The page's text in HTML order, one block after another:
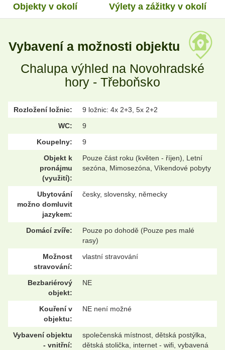
Objekty v okolí Výlety a zážitky v okolí
Vybavení a možnosti objektu
Chalupa výhled na Novohradské
hory - Třeboňsko
Rozložení ložnic:
9 ložnic: 4x 2+3, 5x 2+2
WC:
9
Koupelny:
9
Objekt k
pronájmu
(využití):
Pouze část roku (květen - říjen), Letní
sezóna, Mimosezóna, Víkendové pobyty
Ubytování
možno domluvit
jazykem:
česky, slovensky, německy
Domácí zvíře:
Pouze po dohodě (Pouze pes malé
rasy)
Možnost
stravování:
vlastní stravování
Bezbariérový
objekt:
NE
Kouření v
objektu:
NE není možné
Vybavení objektu
- vnitřní:
společenská místnost, dětská postýlka,
dětská stolička, internet - wifi, vybavená